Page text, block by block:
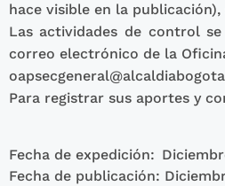
hace visible en la publicación),
Las actividades de control
correo electrónico de la
Para registrar sus aportes y
Fecha de expedición:
Fecha de publicación: